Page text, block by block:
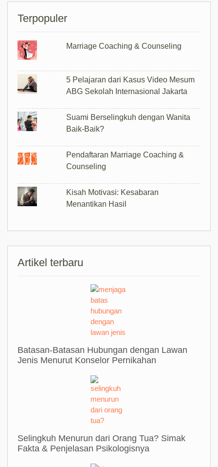
Terpopuler
Marriage Coaching & Counseling
5 Pelajaran dari Kasus Video Mesum
ABG Sekolah Internasional Jakarta
Suami Berselingkuh dengan Wanita
Baik-Baik?
Pendaftaran Marriage Coaching &
Counseling
Kisah Motivasi: Kesabaran
Menantikan Hasil
Artikel terbaru
Batasan-Batasan Hubungan dengan Lawan
Jenis Menurut Konselor Pernikahan
Selingkuh Menurun dari Orang Tua? Simak
Fakta & Penjelasan Psikologisnya